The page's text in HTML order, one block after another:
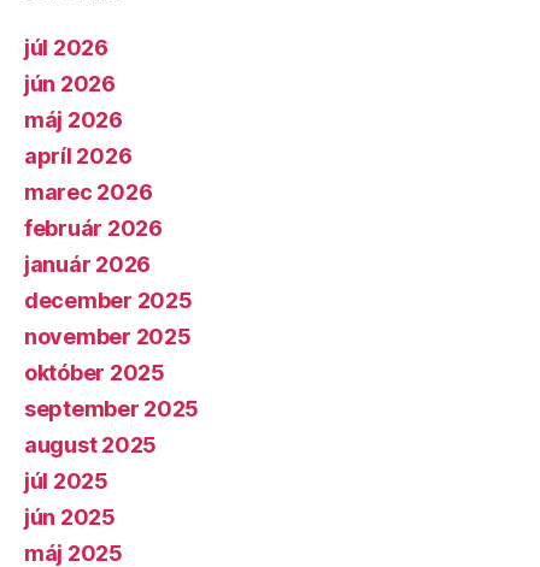
júl 2026
jún 2026
máj 2026
apríl 2026
marec 2026
február 2026
január 2026
december 2025
november 2025
október 2025
september 2025
august 2025
júl 2025
jún 2025
máj 2025